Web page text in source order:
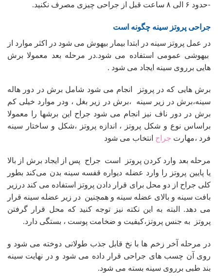
-حدود ۶ الی ۸ ساعت قبل از جراحی چیزی مصرف نکنید.
جراحی پروتز سینه چگونه است
در عمل پروتز سینه در ابتدا بیمار بیهوش می شود در اکثر موارد از
بیهوشی عمومی استفاده می شود.در مرحله بعد معمولا برش
هایی برروی سینه ایجاد می شود .
برش هایی که در پروتز انجام می شود شامل برش در دور هاله
سینه،برش در زیر سینه ،برش در زیر بغل ، ودر موارد خیلی کم
برش در دور ناف نیز انجام می شود جراح این برشها را معمولا
براساس نوع و شکل پروتز ، اندازه پروتز ،شکل و ساختار سینه
فرد ،مهارت جراح انتخاب می شود
مرحله بعد وارد کردن پروتز است جراح پس از ایجاد برش از بالا
یا پایین پروتز را وارد عضله دیواره قفسه سینه بدن می‌کند بطور
کلی جراح از دو محل برای قرار دادن پروتز استفاده می کند درزیر
بافت سینه و بالای عضله سینه و همچنین در زیر عضله سینه قرار
می دهد. البته به این نکته نیز توجه کنید که محل قرار گرفتن
پروتز به جنس پروتز،کیفیت و ضخامت پوست ، بستگی دارد.
در مرحله آخر زخم ها با نخ قابل جذب طولانی دوخته می شود و
روی آن چسب های جراحی قرار داده می شود و در نهایت سینه
بند طبی برروی سینه بسته می شود.